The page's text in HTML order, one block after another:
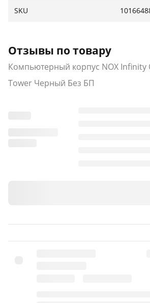
SKU
Отзывы по товару
Компьютерный корпус NOX Infinity
Tower Черный Без БП